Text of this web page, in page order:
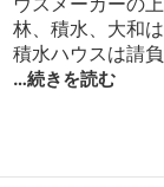
ウスメーカーの
林、積水、大和
積水ハウスは請
…続きを読む